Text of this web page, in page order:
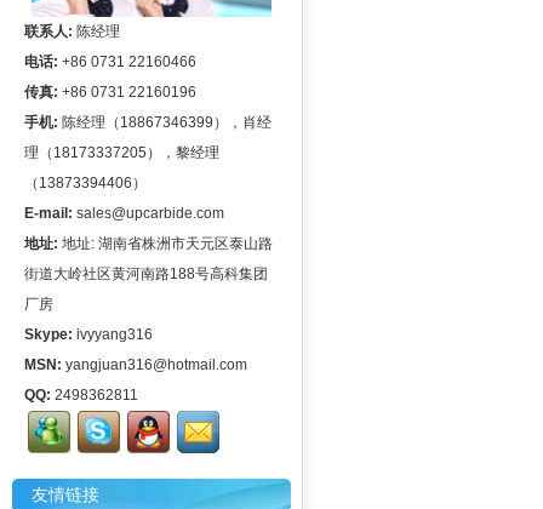
联系人: 陈经理
电话: +86 0731 22160466
传真: +86 0731 22160196
手机: 陈经理（18867346399），肖经
理（18173337205），黎经理
（13873394406）
E-mail: sales@upcarbide.com
地址: 地址: 湖南省株洲市天元区泰山路
街道大岭社区黄河南路188号高科集团
厂房
Skype: ivyyang316
MSN: yangjuan316@hotmail.com
QQ: 2498362811
友情链接